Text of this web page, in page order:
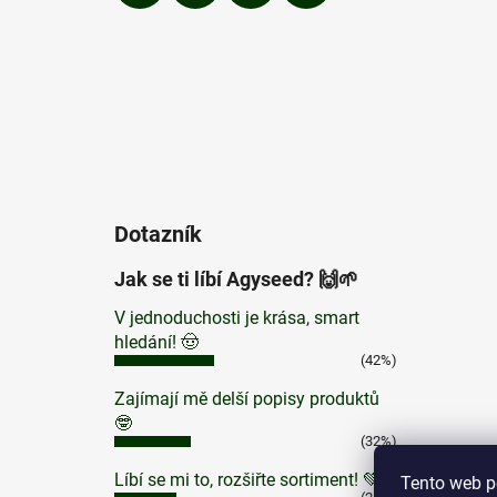
Tento web
Dotazník
Jak se ti líbí Agyseed? 🙌🌱
V jednoduchosti je krása, smart
hledání! 🤠
(42%)
Zajímají mě delší popisy produktů
🤓
(32%)
Líbí se mi to, rozšiřte sortiment! 💚